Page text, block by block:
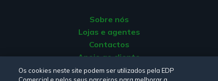
Sobre nós
Lojas e agentes
Contactos
Apoio ao cliente
Origem da energia
Os cookies neste site podem ser utilizados pela EDP